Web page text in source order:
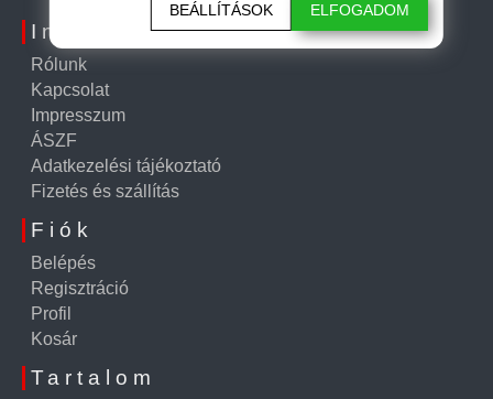
Információk
Rólunk
Kapcsolat
Impresszum
ÁSZF
Adatkezelési tájékoztató
Fizetés és szállítás
Fiók
Belépés
Regisztráció
Profil
Kosár
Tartalom
BEÁLLÍTÁSOK ELFOGADOM